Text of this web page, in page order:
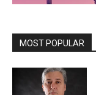
MOST POPULAR